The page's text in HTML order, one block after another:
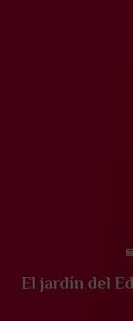
El jardín del